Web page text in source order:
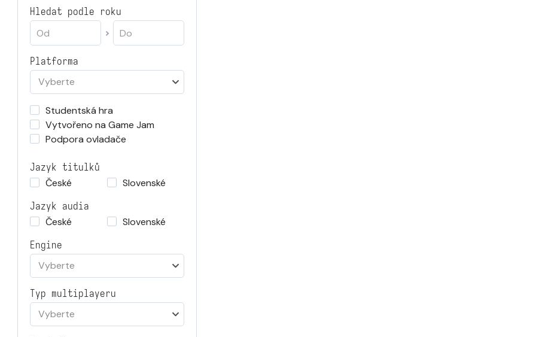
Hledat podle roku
Platforma
Vyberte
Studentská hra
Vytvořeno na Game Jam
Podpora ovladače
Jazyk titulků
České
Slovenské
Jazyk audia
České
Slovenské
Engine
Vyberte
Typ multiplayeru
Vyberte